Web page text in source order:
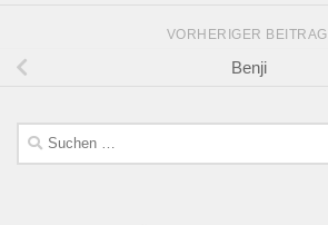
VORHERIGER BEITRAG
Benji
Suchen
nach: